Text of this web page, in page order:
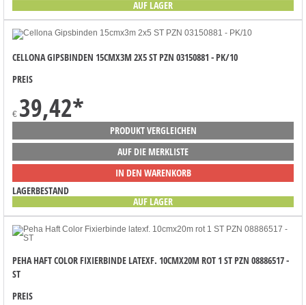
AUF LAGER
CELLONA GIPSBINDEN 15CMX3M 2X5 ST PZN 03150881 - PK/10
PREIS
€ 39,42*
PRODUKT VERGLEICHEN
AUF DIE MERKLISTE
IN DEN WARENKORB
LAGERBESTAND
AUF LAGER
PEHA HAFT COLOR FIXIERBINDE LATEXF. 10CMX20M ROT 1 ST PZN 08886517 -
ST
PREIS